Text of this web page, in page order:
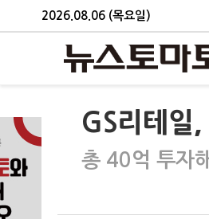
2026.08.06 (목요일)
GS리테일
총 40억 투자